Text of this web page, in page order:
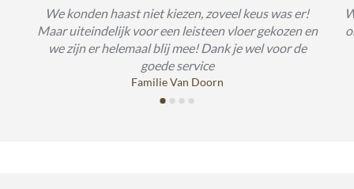
We konden haast niet kiezen, zoveel keus was er!
Maar uiteindelijk voor een leisteen vloer gekozen en
we zijn er helemaal blij mee! Dank je wel voor de
goede service
Familie Van Doorn